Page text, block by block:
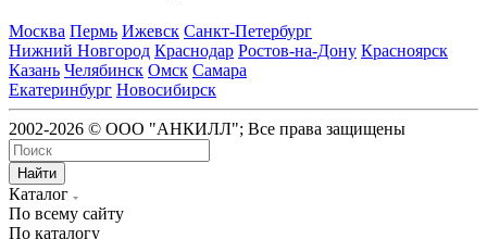
Москва Пермь Ижевск Санкт-Петербург
Нижний Новгород Краснодар Ростов-на-Дону Красноярск
Казань Челябинск Омск Самара
Екатеринбург Новосибирск
2002-2026 © ООО "АНКИЛЛ"; Все права защищены
Найти
Каталог
По всему сайту
По каталогу